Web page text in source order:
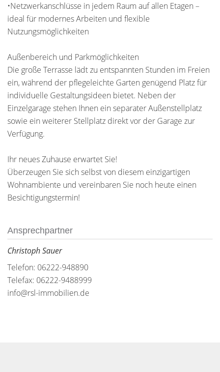
•Netzwerkanschlüsse in jedem Raum auf allen Etagen –
ideal für modernes Arbeiten und flexible
Nutzungsmöglichkeiten
Außenbereich und Parkmöglichkeiten
Die große Terrasse lädt zu entspannten Stunden im Freien
ein, während der pflegeleichte Garten genügend Platz für
individuelle Gestaltungsideen bietet. Neben der
Einzelgarage stehen Ihnen ein separater Außenstellplatz
sowie ein weiterer Stellplatz direkt vor der Garage zur
Verfügung.
Ihr neues Zuhause erwartet Sie!
Überzeugen Sie sich selbst von diesem einzigartigen
Wohnambiente und vereinbaren Sie noch heute einen
Besichtigungstermin!
Ansprechpartner
Christoph Sauer
Telefon: 06222-948890
Telefax: 06222-9488999
info@rsl-immobilien.de